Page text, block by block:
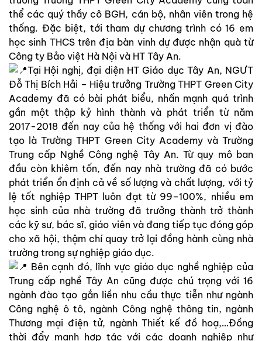
thể các quý thầy cô BGH, cán bộ, nhân viên trong hệ
thống. Đặc biệt, tới tham dự chương trình có 16 em
học sinh THCS trên địa bàn vinh dự được nhận quà từ
Công ty Bảo việt Hà Nội và HT Tây An.
Tại Hội nghị, đại diện HT Giáo dục Tây An, NGƯT
Đỗ Thị Bích Hải – Hiệu trưởng Trường THPT Green City
Academy đã có bài phát biểu, nhấn mạnh quá trình
gần một thập kỷ hình thành và phát triển từ năm
2017-2018 đến nay của hệ thống với hai đơn vị đào
tạo là Trường THPT Green City Academy và Trường
Trung cấp Nghề Công nghệ Tây An. Từ quy mô ban
đầu còn khiêm tốn, đến nay nhà trường đã có bước
phát triển ổn định cả về số lượng và chất lượng, với tỷ
lệ tốt nghiệp THPT luôn đạt từ 99–100%, nhiều em
học sinh của nhà trường đã trưởng thành trở thành
các kỹ sư, bác sĩ, giáo viên và đang tiếp tục đóng góp
cho xã hội, thậm chí quay trở lại đồng hành cùng nhà
trường trong sự nghiệp giáo dục.
Bên cạnh đó, lĩnh vực giáo dục nghề nghiệp của
Trung cấp nghề Tây An cũng được chú trọng với 16
ngành đào tạo gắn liền nhu cầu thực tiễn như ngành
Công nghệ ô tô, ngành Công nghệ thông tin, ngành
Thương mại điện tử, ngành Thiết kế đồ hoạ,…Đồng
thời đẩy mạnh hợp tác với các doanh nghiệp như